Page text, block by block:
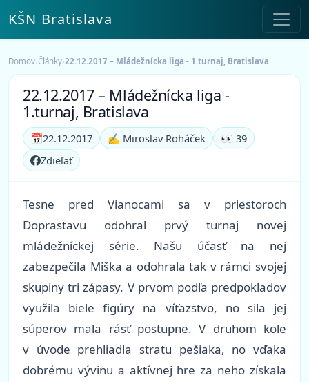
KŠN Bratislava
Domov›Články›22.12.2017 – Mládežnícka liga - 1.turnaj, Bratislava
22.12.2017 – Mládežnícka liga -
1.turnaj, Bratislava
📅22.12.2017 ✍️ Miroslav Roháček
👀 39
Zdieľať
Tesne pred Vianocami sa v priestoroch
Doprastavu odohral prvý turnaj novej
mládežníckej série. Našu účasť na nej
zabezpečila Miška a odohrala tak v rámci svojej
skupiny tri zápasy. V prvom podľa predpokladov
využila biele figúry na víťazstvo, no sila jej
súperov mala rásť postupne. V druhom kole
v úvode prehliadla stratu pešiaka, no vďaka
dobrému vývinu a aktívnej hre za neho získala